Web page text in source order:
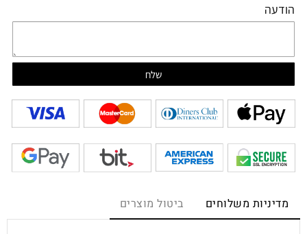
הודעה
מדיניות משלוחים ביטול מוצרים